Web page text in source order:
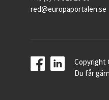
red@europaportalen.se
Copyright
Du får